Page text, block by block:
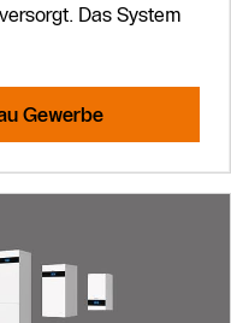
Das System
Gewerbe